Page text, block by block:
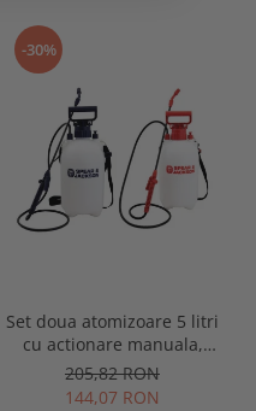
-30%
Set doua atomizoare 5 litri
cu actionare manuala,
Spear & Jackson
205,82 RON
144,07 RON